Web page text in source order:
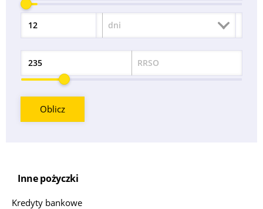
Okres dni
Odsetek RRSO
Oblicz
Inne pożyczki
Kredyty bankowe